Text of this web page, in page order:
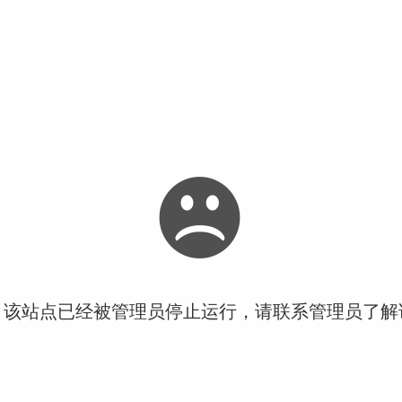
站点已经被管理员停止运行，请联系管理员了